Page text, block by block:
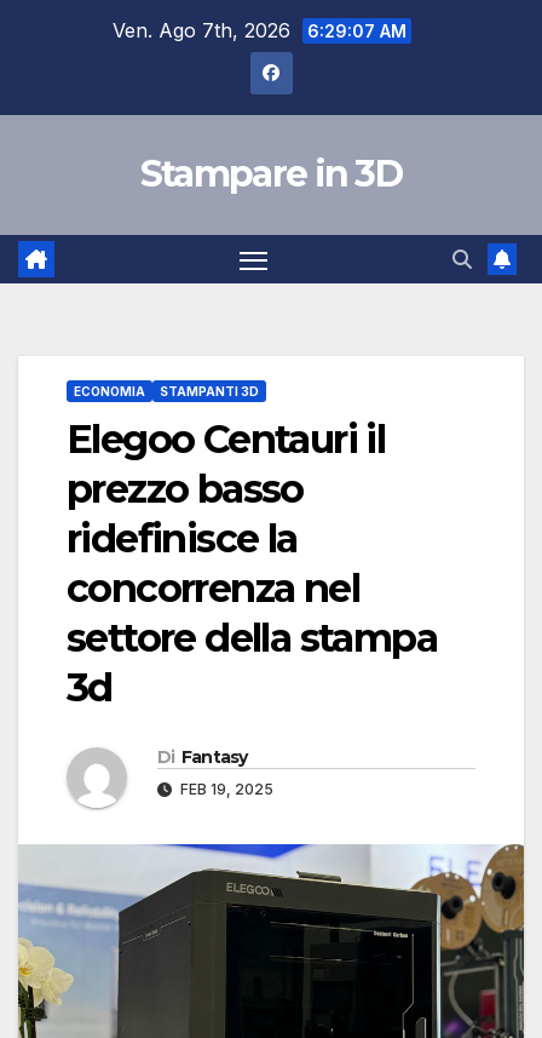
Ven. Ago 7th, 2026 6:29:08 AM
Stampare in 3D
ECONOMIA STAMPANTI 3D
Elegoo Centauri il
prezzo basso
ridefinisce la
concorrenza nel
settore della stampa
3d
Di Fantasy
FEB 19, 2025